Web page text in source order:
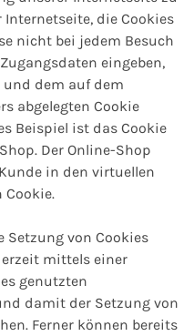
die Cookies
nicht bei jedem Besuch
eingeben,
dem auf dem
abgelegten Cookie
Beispiel ist das Cookie
Der Online-Shop
in den virtuellen
Cookie.
Setzung von Cookies
mittels einer
genutzten
damit der Setzung von
Ferner können bereits